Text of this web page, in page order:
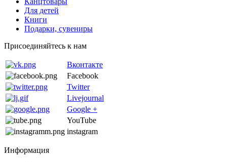
Для детей
Книги
Подарки, сувениры
Присоединяйтесь к нам
Вконтакте
Facebook
Twitter
Livejournal
Google +
YouTube
instagram
Информация